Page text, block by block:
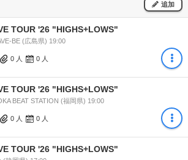
追加
TOUR '26 "HIGHS+LOWS"
BE (広島県) 19:00
0 人 0 人
TOUR '26 "HIGHS+LOWS"
BEAT STATION (福岡県) 19:00
0 人 0 人
TOUR '26 "HIGHS+LOWS"